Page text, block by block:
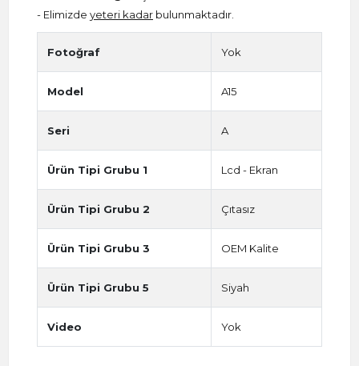
- Elimizde yeteri kadar bulunmaktadır.
Fotoğraf Yok
Model A15
Seri A
Ürün Tipi Grubu 1 Lcd - Ekran
Ürün Tipi Grubu 2 Çıtasız
Ürün Tipi Grubu 3 OEM Kalite
Ürün Tipi Grubu 5 Siyah
Video Yok